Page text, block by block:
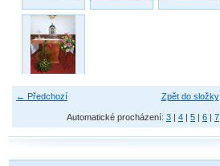
← Předchozí Zpět do složky
Automatické procházení: 3 | 4 | 5 | 6 | 7